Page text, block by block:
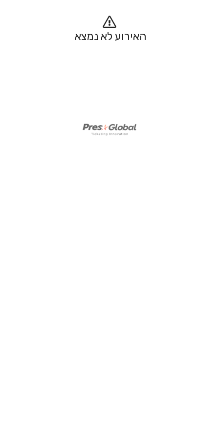
האירוע לא נמצא